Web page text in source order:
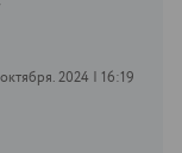
2024 | 16:19